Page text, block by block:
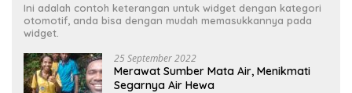
Ini adalah contoh keterangan untuk widget dengan kategori
otomotif, anda bisa dengan mudah memasukkannya pada
widget.
25 September 2022
Merawat Sumber Mata Air, Menikmati
Segarnya Air Hewa